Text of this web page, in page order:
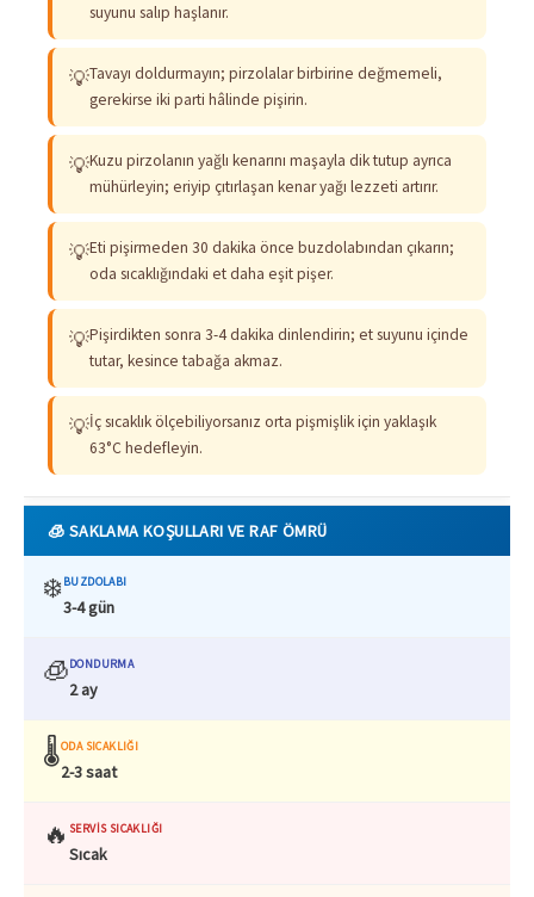
suyunu salıp haşlanır.
💡Tavayı doldurmayın; pirzolalar birbirine değmemeli,
gerekirse iki parti hâlinde pişirin.
💡Kuzu pirzolanın yağlı kenarını maşayla dik tutup ayrıca
mühürleyin; eriyip çıtırlaşan kenar yağı lezzeti artırır.
💡Eti pişirmeden 30 dakika önce buzdolabından çıkarın;
oda sıcaklığındaki et daha eşit pişer.
💡Pişirdikten sonra 3-4 dakika dinlendirin; et suyunu içinde
tutar, kesince tabağa akmaz.
💡İç sıcaklık ölçebiliyorsanız orta pişmişlik için yaklaşık
63°C hedefleyin.
🧊 SAKLAMA KOŞULLARI VE RAF ÖMRÜ
❄️BUZDOLABI
3-4 gün
🧊DONDURMA
2 ay
🌡️ODA SICAKLIĞI
2-3 saat
🔥 SERVIS SICAKLIĞI
Sıcak